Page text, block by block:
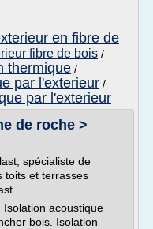
en fibre de
fibre de bois /
thermique /
par l'exterieur /
par l'exterieur
de roche >
spécialiste de
toits et terrasses
acoustique
bois. Isolation